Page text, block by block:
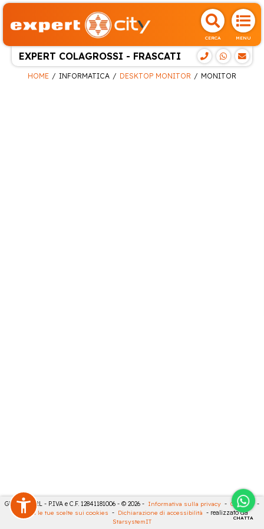
CERCA MENU
EXPERT COLAGROSSI - FRASCATI
CHATTA
HOME INFORMATICA DESKTOP MONITOR MONITOR
GECO 14 SRL - P.IVA e C.F. 12841181006 - © 2026 - Informativa sulla privacy - Cookies
-
Rivedi le tue scelte sui cookies - Dichiarazione di accessibilità - realizzato da
StarsystemIT